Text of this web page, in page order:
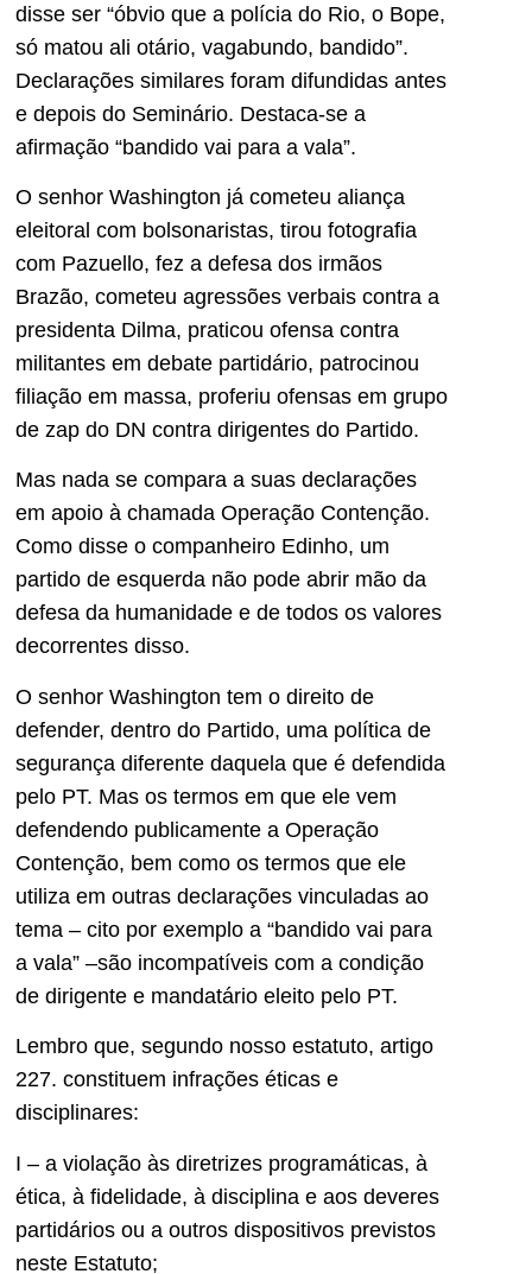
disse ser “óbvio que a polícia do Rio, o Bope,
só matou ali otário, vagabundo, bandido”.
Declarações similares foram difundidas antes
e depois do Seminário. Destaca-se a
afirmação “bandido vai para a vala”.
O senhor Washington já cometeu aliança
eleitoral com bolsonaristas, tirou fotografia
com Pazuello, fez a defesa dos irmãos
Brazão, cometeu agressões verbais contra a
presidenta Dilma, praticou ofensa contra
militantes em debate partidário, patrocinou
filiação em massa, proferiu ofensas em grupo
de zap do DN contra dirigentes do Partido.
Mas nada se compara a suas declarações
em apoio à chamada Operação Contenção.
Como disse o companheiro Edinho, um
partido de esquerda não pode abrir mão da
defesa da humanidade e de todos os valores
decorrentes disso.
O senhor Washington tem o direito de
defender, dentro do Partido, uma política de
segurança diferente daquela que é defendida
pelo PT. Mas os termos em que ele vem
defendendo publicamente a Operação
Contenção, bem como os termos que ele
utiliza em outras declarações vinculadas ao
tema – cito por exemplo a “bandido vai para
a vala” –são incompatíveis com a condição
de dirigente e mandatário eleito pelo PT.
Lembro que, segundo nosso estatuto, artigo
227. constituem infrações éticas e
disciplinares:
I – a violação às diretrizes programáticas, à
ética, à fidelidade, à disciplina e aos deveres
partidários ou a outros dispositivos previstos
neste Estatuto;